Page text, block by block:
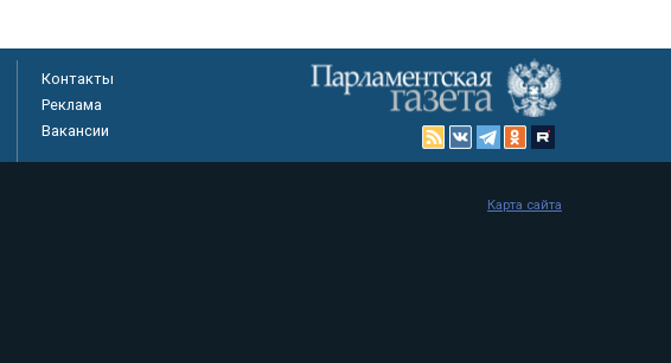
Контакты
Реклама
Вакансии
Карта сайта